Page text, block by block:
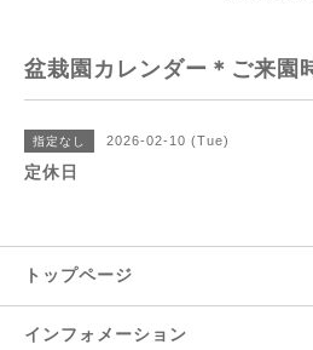
盆栽園カレンダー＊ご来園
指定なし 2026-02-10 (Tue)
定休日
トップページ
インフォメーション